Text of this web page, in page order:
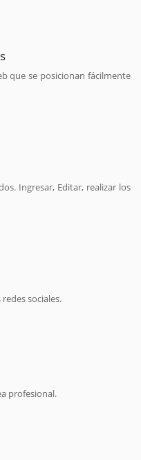
que se posicionan fácilmente
Ingresar, Editar, realizar los
sociales.
profesional.